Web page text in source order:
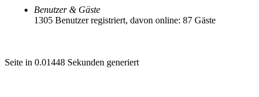
Benutzer & Gäste
1305 Benutzer registriert, davon online: 87 Gäste
Seite in 0.01448 Sekunden generiert